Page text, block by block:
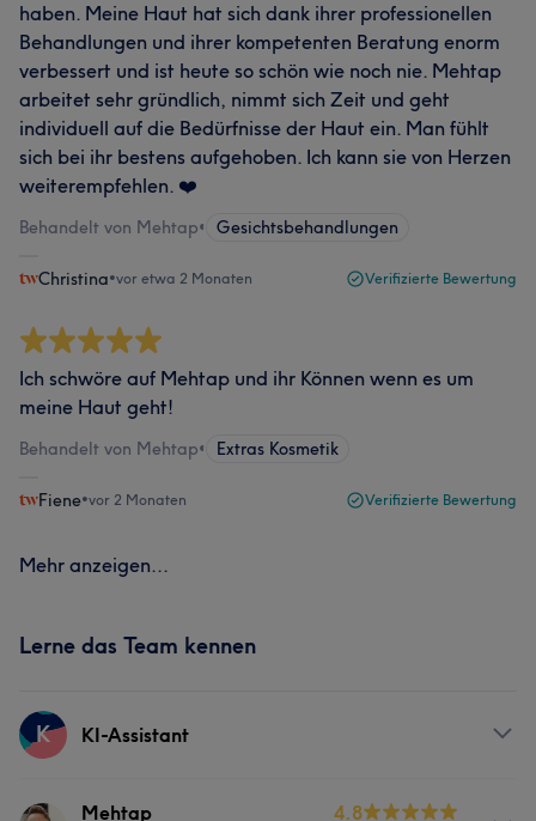
haben. Meine Haut hat sich dank ihrer professionellen
Behandlungen und ihrer kompetenten Beratung enorm
verbessert und ist heute so schön wie noch nie. Mehtap
arbeitet sehr gründlich, nimmt sich Zeit und geht
individuell auf die Bedürfnisse der Haut ein. Man fühlt
sich bei ihr bestens aufgehoben. Ich kann sie von Herzen
weiterempfehlen. ❤️
Behandelt von Mehtap• Gesichtsbehandlungen
Christina•vor etwa 2 Monaten Verifizierte Bewertung
Ich schwöre auf Mehtap und ihr Können wenn es um
meine Haut geht!
Behandelt von Mehtap• Extras Kosmetik
Fiene•vor 2 Monaten Verifizierte Bewertung
Mehr anzeigen...
Lerne das Team kennen
K KI-Assistant
ServicesMehtap 4.8